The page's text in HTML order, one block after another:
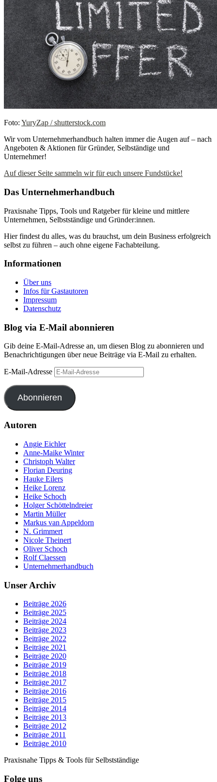
Foto: YuryZap / shutterstock.com
Wir vom Unternehmerhandbuch halten immer die Augen auf – nach
Angeboten & Aktionen für Gründer, Selbständige und
Unternehmer!
Auf dieser Seite sammeln wir für euch unsere Fundstücke!
Das Unternehmerhandbuch
Praxisnahe Tipps, Tools und Ratgeber für kleine und mittlere
Unternehmen, Selbstständige und Gründer:innen.
Hier findest du alles, was du brauchst, um dein Business erfolgreich
selbst zu führen – auch ohne eigene Fachabteilung.
Informationen
Über uns
Infos für Gastautoren
Impressum
Datenschutz
Blog via E-Mail abonnieren
Gib deine E-Mail-Adresse an, um diesen Blog zu abonnieren und
Benachrichtigungen über neue Beiträge via E-Mail zu erhalten.
E-Mail-Adresse
Abonnieren
Autoren
Angie Eichler
Anne-Maike Winter
Christoph Walter
Florian Deuring
Hauke Eilers
Heike Lorenz
Heike Schoch
Holger Schöttelndreier
Martin Müller
Markus van Appeldorn
N. Grimmert
Nicole Theinert
Oliver Schoch
Rolf Claessen
Unternehmerhandbuch
Unser Archiv
Beiträge 2026
Beiträge 2025
Beiträge 2024
Beiträge 2023
Beiträge 2022
Beiträge 2021
Beiträge 2020
Beiträge 2019
Beiträge 2018
Beiträge 2017
Beiträge 2016
Beiträge 2015
Beiträge 2014
Beiträge 2013
Beiträge 2012
Beiträge 2011
Beiträge 2010
Praxisnahe Tipps & Tools für Selbstständige
Folge uns